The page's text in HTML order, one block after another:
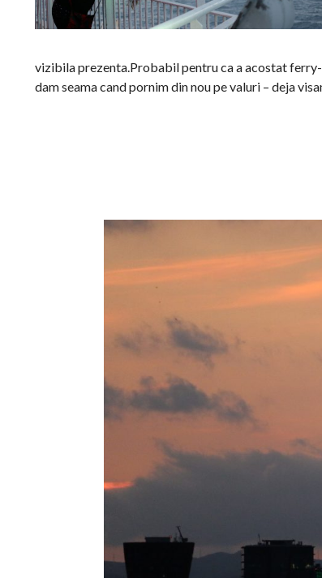
vizibila prezenta.Probabil pentru ca a acostat
dam seama cand pornim din nou pe valuri – deja